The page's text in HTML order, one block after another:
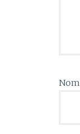
Nom